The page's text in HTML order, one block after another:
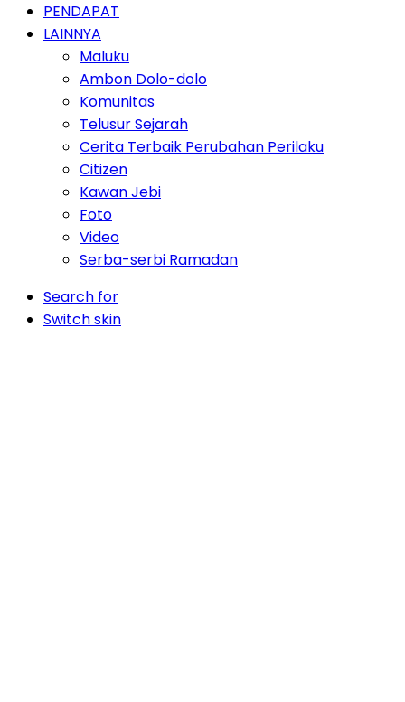
PENDAPAT
LAINNYA
Maluku
Ambon Dolo-dolo
Komunitas
Telusur Sejarah
Cerita Terbaik Perubahan Perilaku
Citizen
Kawan Jebi
Foto
Video
Serba-serbi Ramadan
Search for
Switch skin